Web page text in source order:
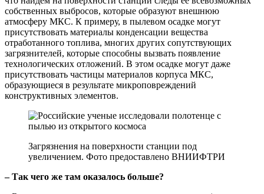
собственных выбросов, которые образуют внешнюю
атмосферу МКС. К примеру, в пылевом осадке могут
присутствовать материалы конденсации вещества
отработанного топлива, многих других сопутствующих
загрязнителей, которые способны вызвать появление
технологических отложений. В этом осадке могут даже
присутствовать частицы материалов корпуса МКС,
образующиеся в результате микроповреждений
конструктивных элементов.
Загрязнения на поверхности станции под
увеличением. Фото предоставлено ВНИИФТРИ
– Так чего же там оказалось больше?